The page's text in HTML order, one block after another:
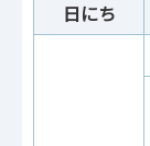
日にち